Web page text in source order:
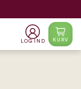
LOG IND KURV